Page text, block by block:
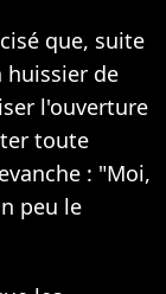
que, suite
huissier de
l'ouverture
toute
: "Moi,
peu le